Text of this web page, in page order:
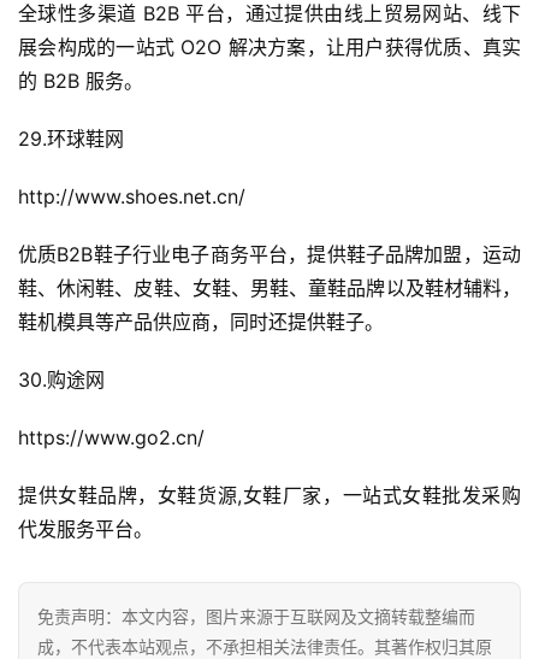
全球性多渠道 B2B 平台，通过提供由线上贸易网站、线下
展会构成的一站式 O2O 解决方案，让用户获得优质、真实
的 B2B 服务。
29.环球鞋网
http://www.shoes.net.cn/
优质B2B鞋子行业电子商务平台，提供鞋子品牌加盟，运动
鞋、休闲鞋、皮鞋、女鞋、男鞋、童鞋品牌以及鞋材辅料，
鞋机模具等产品供应商，同时还提供鞋子。
30.购途网
https://www.go2.cn/
提供女鞋品牌，女鞋货源,女鞋厂家，一站式女鞋批发采购
代发服务平台。
免责声明：本文内容，图片来源于互联网及文摘转载整编而
成，不代表本站观点，不承担相关法律责任。其著作权归其原